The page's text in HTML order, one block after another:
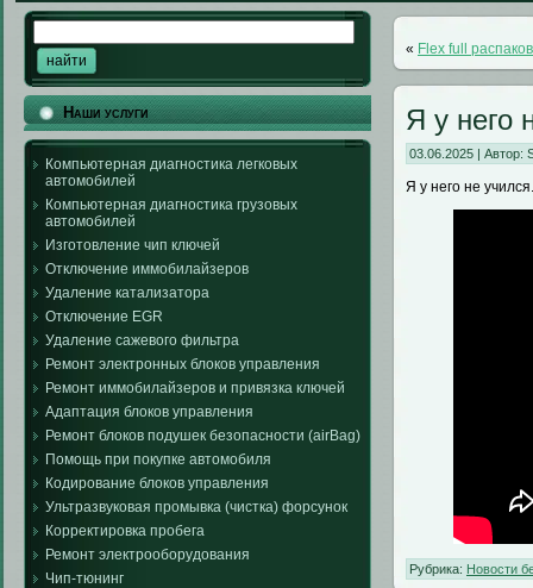
Наши услуги
Компьютерная диагностика легковых
автомобилей
Компьютерная диагностика грузовых
автомобилей
Изготовление чип ключей
Отключение иммобилайзеров
Удаление катализатора
Отключение EGR
Удаление сажевого фильтра
Ремонт электронных блоков управления
Ремонт иммобилайзеров и привязка ключей
Адаптация блоков управления
Ремонт блоков подушек безопасности (airBag)
Помощь при покупке автомобиля
Кодирование блоков управления
Ультразвуковая промывка (чистка) форсунок
Корректировка пробега
Ремонт электрооборудования
Чип-тюнинг
« Flex full
Я у него
03.06.2025 | Автор:
Я у него не
Рубрика: Новости